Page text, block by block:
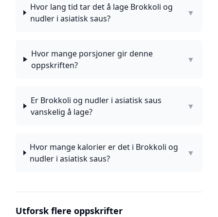
Hvor lang tid tar det å lage Brokkoli og
nudler i asiatisk saus?
▼
Hvor mange porsjoner gir denne
oppskriften?
▼
Er Brokkoli og nudler i asiatisk saus
vanskelig å lage?
▼
Hvor mange kalorier er det i Brokkoli og
nudler i asiatisk saus?
▼
Utforsk flere oppskrifter